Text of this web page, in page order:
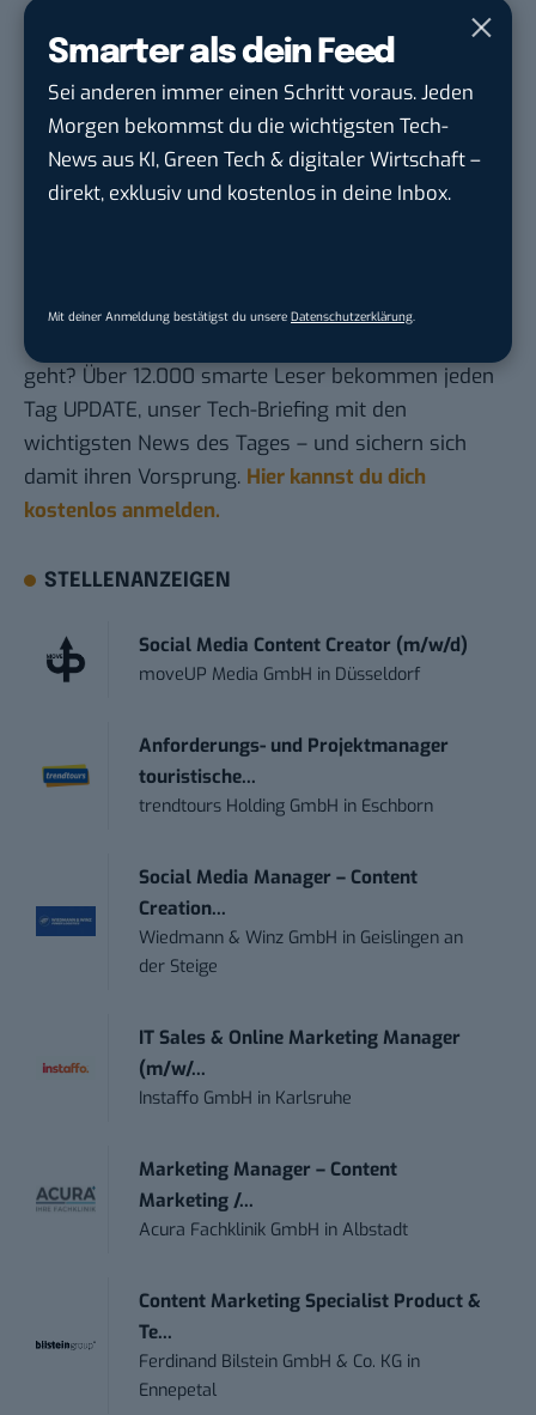
Smarter als dein Feed
Sei anderen immer einen Schritt voraus. Jeden
Morgen bekommst du die wichtigsten Tech-
News aus KI, Green Tech & digitaler Wirtschaft –
direkt, exklusiv und kostenlos in deine Inbox.
Mit deiner Anmeldung bestätigst du unsere Datenschutzerklärung
deutschen Rechts entsprechende Maßnahmen
Das gesamte Thema läuft unter dem Stichwort Net
Neutrality, in der Wikipedia kann man sichzum
Sachverhalt informieren(englisch, etwas spärlicher
kann man das Ganze in derdeutschen Wikipedia
Du möchtest nicht abgehängt werden, wenn es um
KI, Green Tech und die Tech-Themen von Morgen
geht? Über 12.000 smarte Leser bekommen jeden
Tag UPDATE, unser Tech-Briefing mit den
wichtigsten News des Tages – und sichern sich
damit ihren Vorsprung. Hier kannst du dich
kostenlos anmelden.
STELLENANZEIGEN
Social Media Content Creator (m/w/d)
moveUP Media GmbH in Düsseldorf
Anforderungs- und Projektmanager
touristische...
trendtours Holding GmbH in Eschborn
Social Media Manager – Content
Creation...
Wiedmann & Winz GmbH in Geislingen an
der Steige
IT Sales & Online Marketing Manager
(m/w/...
Instaffo GmbH in Karlsruhe
Marketing Manager – Content
Marketing /...
Acura Fachklinik GmbH inAlbstadt
Content Marketing Specialist Product &
Te...
Ferdinand Bilstein GmbH & Co. KG in
Ennepetal